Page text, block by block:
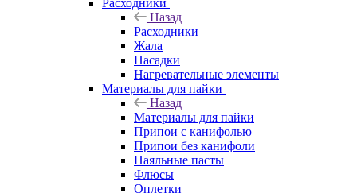
Расходники
Назад
Расходники
Жала
Насадки
Нагревательные элементы
Материалы для пайки
Назад
Материалы для пайки
Припои с канифолью
Припои без канифоли
Паяльные пасты
Флюсы
Оплетки